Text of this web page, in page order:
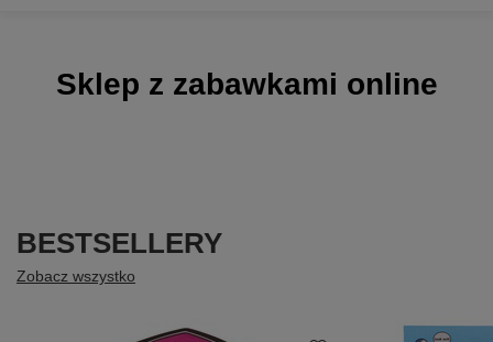
Sklep z zabawkami online
BESTSELLERY
Zobacz wszystko